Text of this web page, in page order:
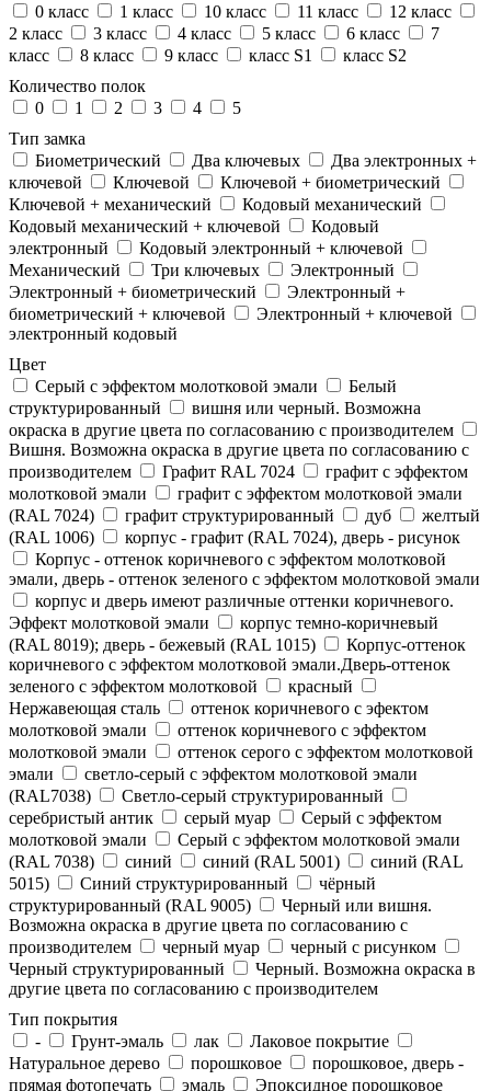
0 класс
1 класс 10 класс 11 класс
12 класс
2 класс
3 класс 4 класс 5 класс 6 класс
7
класс
8 класс 9 класс класс S1
класс S2
Количество полок
0
1 2 3 4
5
Тип замка
Биометрический
Два ключевых
Два электронныx +
ключевой
Ключевой
Ключевой + биометрический
Ключевой + механический
Кодовый механический
Кодовый механический + ключевой
Кодовый
электронный
Кодовый электронный + ключевой
Механический
Три ключевых
Электронный
Электронный + биометрический
Электронный +
биометрический + ключевой
Электронный + ключевой
электронный кодовый
Цвет
Cерый с эффектом молотковой эмали
Белый
структурированный
вишня или черный. Возможна
окраска в другие цвета по согласованию с производителем
Вишня. Возможна окраска в другие цвета по согласованию с
производителем
Графит RAL 7024
графит с эффектом
молотковой эмали
графит с эффектом молотковой эмали
(RAL 7024)
графит структурированный дуб
желтый
(RAL 1006)
корпус - графит (RAL 7024), дверь - рисунок
Корпус - оттенок коричневого с эффектом молотковой
эмали, дверь - оттенок зеленого с эффектом молотковой эмали
корпус и дверь имеют различные оттенки коричневого.
Эффект молотковой эмали
корпус темно-коричневый
(RAL 8019); дверь - бежевый (RAL 1015)
Корпус-оттенок
коричневого с эффектом молотковой эмали.Дверь-оттенок
зеленого с эффектом молотковой
красный
Нержавеющая сталь
оттенок коричневого с эфектом
молотковой эмали
оттенок коричневого с эффектом
молотковой эмали
оттенок серого с эффектом молотковой
эмали
светло-серый с эффектом молотковой эмали
(RAL7038)
Светло-серый структурированный
серебристый антик
серый муар
Серый с эффектом
молотковой эмали
Серый с эффектом молотковой эмали
(RAL 7038)
синий синий (RAL 5001)
синий (RAL
5015)
Синий структурированный
чёрный
структурированный (RAL 9005)
Черный или вишня.
Возможна окраска в другие цвета по согласованию с
производителем
черный муар
черный с рисунком
Черный структурированный
Черный. Возможна окраска в
другие цвета по согласованию с производителем
Тип покрытия
-
Грунт-эмаль лак
Лаковое покрытие
Натуральное дерево
порошковое
порошковое, дверь -
прямая фотопечать
эмаль Эпоксидное порошковое